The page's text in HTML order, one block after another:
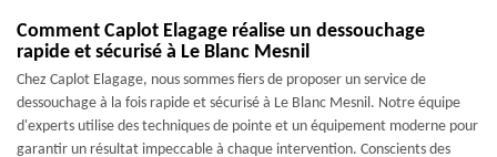
Comment Caplot Elagage réalise un dessouchage
rapide et sécurisé à Le Blanc Mesnil
Chez Caplot Elagage, nous sommes fiers de proposer un service de
dessouchage à la fois rapide et sécurisé à Le Blanc Mesnil. Notre équipe
d'experts utilise des techniques de pointe et un équipement moderne pour
garantir un résultat impeccable à chaque intervention. Conscients des